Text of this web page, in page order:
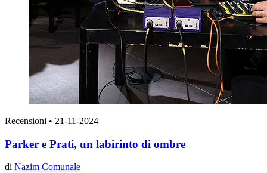
Recensioni • 21-11-2024
Parker e Prati, un labirinto di ombre
di Nazim Comunale